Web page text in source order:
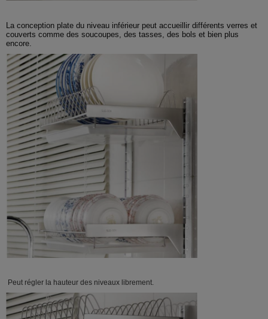
La conception plate du niveau inférieur peut accueillir différents verres et
couverts comme des soucoupes, des tasses, des bols et bien plus
encore.
Peut régler la hauteur des niveaux librement.